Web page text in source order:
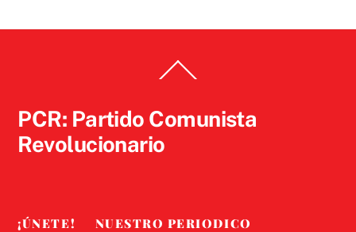
To
PCR: Partido Comunista
Revolucionario
¡ÚNETE!
NUESTRO PERIODICO